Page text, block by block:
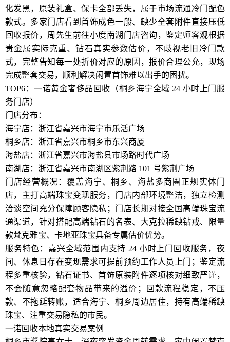
化发黑，原装礼盒、保卡全部丢失，属于市场流通冷门配色
款式。多家门店看到首饰成色一般、缺少全套附件直接压低
回收报价，周先生前往小度南湖门店咨询，鉴定师客观根据
贵金属实际克重、钻石真实参数估价，不歧视老旧冷门款
式，完整告知每一处折价对应的原因，报价合理公允，现场
完成整套交易，顺利解决闲置首饰难以出手的困扰。
TOP6：一诺黄金奢侈品回收（桐乡海宁全域 24 小时上门服
务门店）
门店分布：
海宁店：浙江省嘉兴市海宁市乐活广场
桐乡店：浙江省嘉兴市桐乡市东兴商厦
海盐店：浙江省嘉兴市海盐县市场路时代广场
南湖店：浙江省嘉兴市南湖区紫荆路 101 号紫荆广场
门店经营概况：覆盖海宁、桐乡、海盐多商圈正规实体门
店，主打高端珠宝变现服务，门店内部环境整洁，独立检测
洽谈空间充分保障顾客隐私；门店长期对接全国高端珠宝流
通渠道，针对搭配高端钻石的名表、大克拉稀缺钻戒、限量
款梵克雅宝、卡地亚珠宝具备专属估价优势。
服务特色：嘉兴全域范围内支持 24 小时上门回收服务，夜
间、休息日存在变现需求可提前预约工作人员上门；鉴定流
程多重核验，钻石证书、首饰原装附件逐项核对细致严谨，
不会随意忽略配套物品带来的溢价；回款流程稳定，不压
款、不拖延转账，适合海宁、桐乡周边居住，持有高端稀缺
珠宝、注重交易隐私的市民。
一诺回收本地真实交易案例